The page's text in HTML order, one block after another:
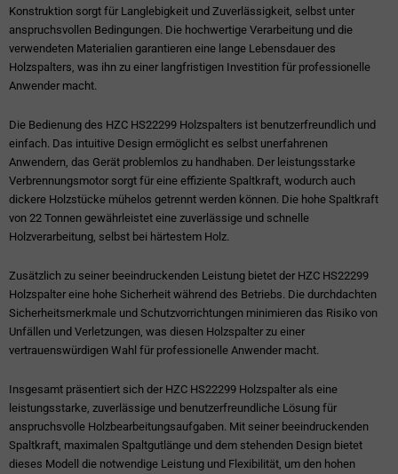
Konstruktion sorgt für Langlebigkeit und Zuverlässigkeit, selbst unter
anspruchsvollen Bedingungen. Die hochwertige Verarbeitung und die
verwendeten Materialien garantieren eine lange Lebensdauer des
Holzspalters, was ihn zu einer langfristigen Investition für professionelle
Anwender macht.
Die Bedienung des HZC HS22299 Holzspalters ist benutzerfreundlich und
einfach. Das intuitive Design ermöglicht es selbst unerfahrenen
Anwendern, das Gerät problemlos zu handhaben. Der leistungsstarke
Verbrennungsmotor sorgt für eine effiziente Spaltkraft, wodurch auch
dickere Holzstücke mühelos getrennt werden können. Die hohe Spaltkraft
von 22 Tonnen gewährleistet eine zuverlässige und schnelle
Holzverarbeitung, selbst bei härtestem Holz.
Zusätzlich zu seiner beeindruckenden Leistung bietet der HZC HS22299
Holzspalter eine hohe Sicherheit während des Betriebs. Die durchdachten
Sicherheitsmerkmale und Schutzvorrichtungen minimieren das Risiko von
Unfällen und Verletzungen, was diesen Holzspalter zu einer
vertrauenswürdigen Wahl für professionelle Anwender macht.
Insgesamt präsentiert sich der HZC HS22299 Holzspalter als eine
leistungsstarke, zuverlässige und benutzerfreundliche Lösung für
anspruchsvolle Holzbearbeitungsaufgaben. Mit seiner beeindruckenden
Spaltkraft, maximalen Spaltgutlänge und dem stehenden Design bietet
dieses Modell die notwendige Leistung und Flexibilität, um den hohen